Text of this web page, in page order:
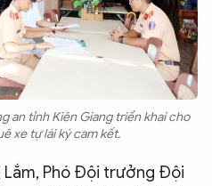
an tỉnh Kiên Giang triển khai cho
xe tự lái ký cam kết.
Lắm, Phó Đội trưởng Đội